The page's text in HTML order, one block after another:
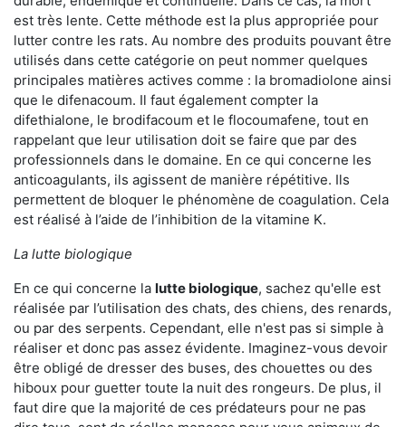
est très lente. Cette méthode est la plus appropriée pour
lutter contre les rats. Au nombre des produits pouvant être
utilisés dans cette catégorie on peut nommer quelques
principales matières actives comme : la bromadiolone ainsi
que le difenacoum. Il faut également compter la
difethialone, le brodifacoum et le flocoumafene, tout en
rappelant que leur utilisation doit se faire que par des
professionnels dans le domaine. En ce qui concerne les
anticoagulants, ils agissent de manière répétitive. Ils
permettent de bloquer le phénomène de coagulation. Cela
est réalisé à l’aide de l’inhibition de la vitamine K.
La lutte biologique
En ce qui concerne la lutte biologique, sachez qu'elle est
réalisée par l’utilisation des chats, des chiens, des renards,
ou par des serpents. Cependant, elle n'est pas si simple à
réaliser et donc pas assez évidente. Imaginez-vous devoir
être obligé de dresser des buses, des chouettes ou des
hiboux pour guetter toute la nuit des rongeurs. De plus, il
faut dire que la majorité de ces prédateurs pour ne pas